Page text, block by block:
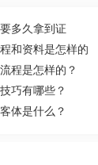
多久拿到证
和资料是怎样的
程是怎样的？
巧有哪些？
体是什么？